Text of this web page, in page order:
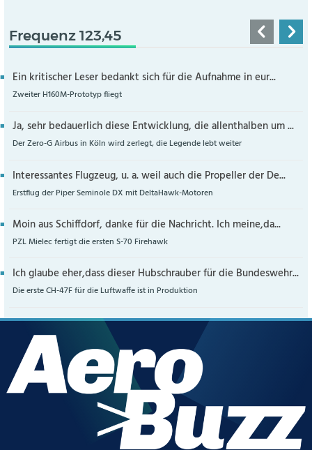
Frequenz 123,45
Ein kritischer Leser bedankt sich für die Aufnahme in eur...
Zweiter H160M-Prototyp fliegt
Ja, sehr bedauerlich diese Entwicklung, die allenthalben um ...
Der Zero-G Airbus in Köln wird zerlegt, die Legende lebt weiter
Interessantes Flugzeug, u. a. weil auch die Propeller der De...
Erstflug der Piper Seminole DX mit DeltaHawk-Motoren
Moin aus Schiffdorf, danke für die Nachricht. Ich meine,da...
PZL Mielec fertigt die ersten S-70 Firehawk
Ich glaube eher,dass dieser Hubschrauber für die Bundeswehr...
Die erste CH-47F für die Luftwaffe ist in Produktion